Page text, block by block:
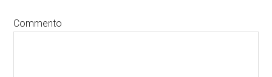
Commento